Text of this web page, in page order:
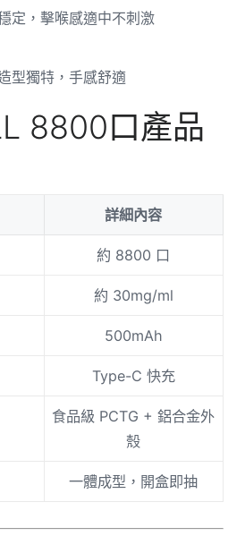
定，擊喉感適中不刺激
型獨特，手感舒適
8800口產品
詳細內容
約 8800 口
約 30mg/ml
500mAh
Type-C 快充
食品級 PCTG + 鋁合金外
殼
一體成型，開盒即抽